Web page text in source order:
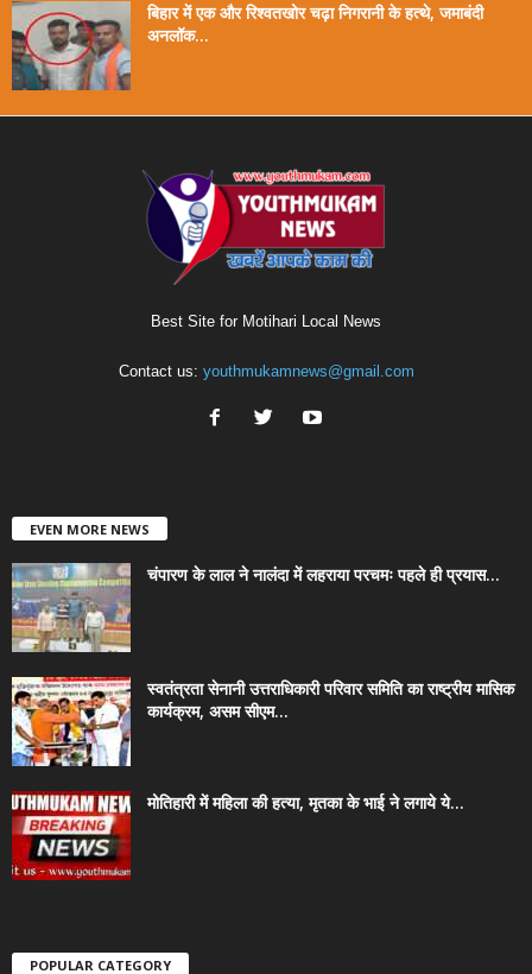
बिहार में एक और रिश्वतखोर चढ़ा निगरानी के हत्थे, जमाबंदी
अनलॉक...
Best Site for Motihari Local News
Contact us: youthmukamnews@gmail.com
EVEN MORE NEWS
चंपारण के लाल ने नालंदा में लहराया परचमः पहले ही प्रयास...
स्वतंत्रता सेनानी उत्तराधिकारी परिवार समिति का राष्ट्रीय मासिक
कार्यक्रम, असम सीएम...
मोतिहारी में महिला की हत्या, मृतका के भाई ने लगाये ये...
POPULAR CATEGORY